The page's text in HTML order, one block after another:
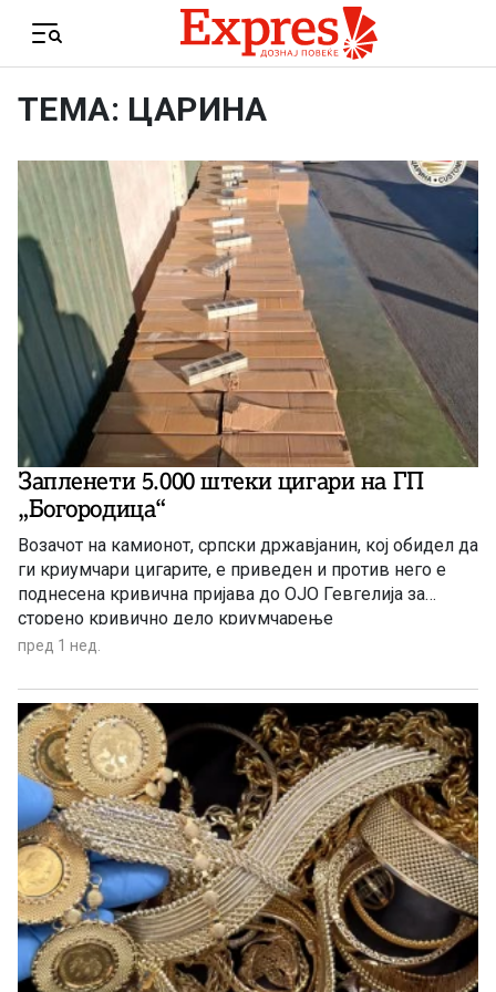
Menu
ТЕМА: ЦАРИНА
Запленети 5.000 штеки цигари на ГП
„Богородица“
Возачот на камионот, српски државјанин, кој обидел да
ги криумчари цигарите, е приведен и против него е
поднесена кривична пријава до ОЈО Гевгелија за
сторено кривично дело криумчарење
пред 1 нед.